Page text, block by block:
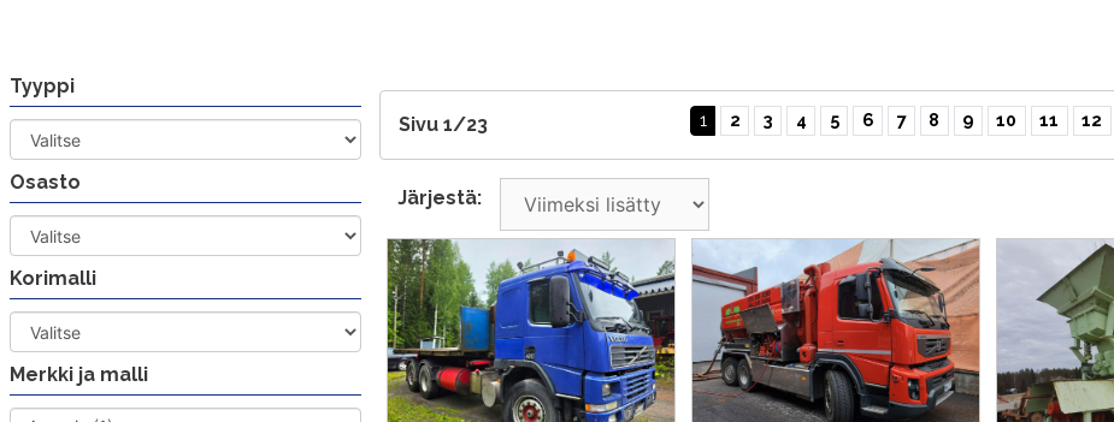
Tyyppi
Osasto
Korimalli
Merkki ja malli
Sivu 1/23 1 2 3 4 5 6 7 8 9 10 11 12
Järjestä: